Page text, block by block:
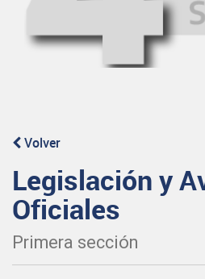
Volver
Legislación y
Oficiales
Primera sección